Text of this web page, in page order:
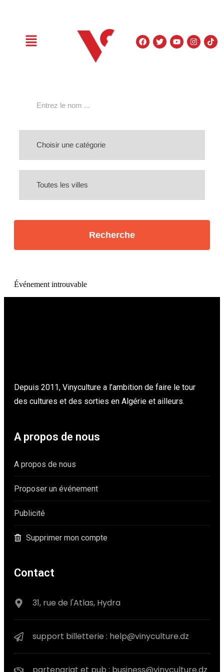
Événement introuvable
Depuis 2011, Vinyculture a l’ambition de faire le tour
des cultures et des sorties en Algérie et ailleurs.
A propos de nous
A propos de nous
Proposer un événement
Publicité
Supprimer mon compte
Contact
31, rue de l'Atlas, Hydra
support billetterie : help@vinyculture.dz